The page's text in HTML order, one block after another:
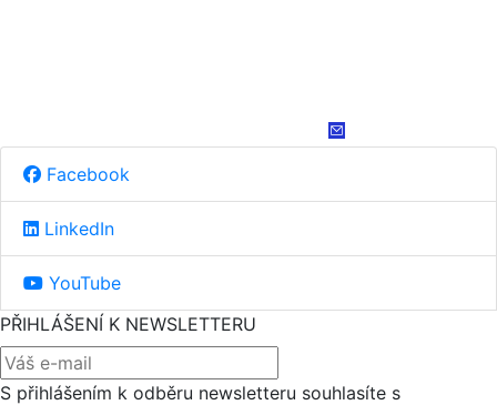
Facebook
LinkedIn
YouTube
PŘIHLÁŠENÍ K NEWSLETTERU
S přihlášením k odběru newsletteru souhlasíte s